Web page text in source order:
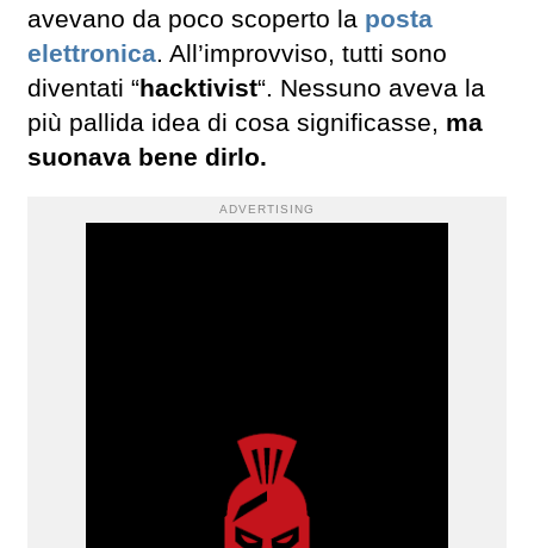
avevano da poco scoperto la posta
elettronica. All’improvviso, tutti sono
diventati “hacktivist“. Nessuno aveva la
più pallida idea di cosa significasse, ma
suonava bene dirlo.
ADVERTISING